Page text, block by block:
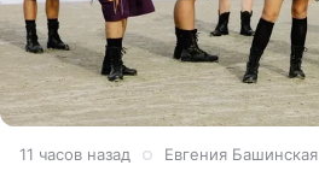
11 часов назад Евгения Башинская